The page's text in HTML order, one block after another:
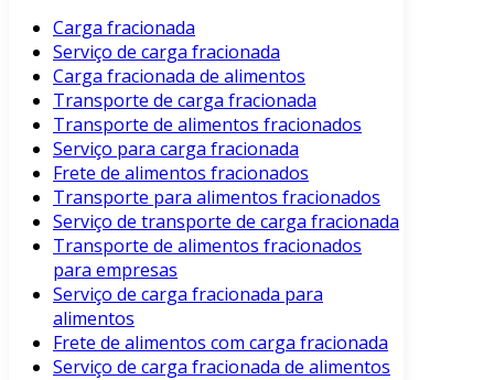
Carga fracionada
Serviço de carga fracionada
Carga fracionada de alimentos
Transporte de carga fracionada
Transporte de alimentos fracionados
Serviço para carga fracionada
Frete de alimentos fracionados
Transporte para alimentos fracionados
Serviço de transporte de carga fracionada
Transporte de alimentos fracionados
para empresas
Serviço de carga fracionada para
alimentos
Frete de alimentos com carga fracionada
Serviço de carga fracionada de alimentos